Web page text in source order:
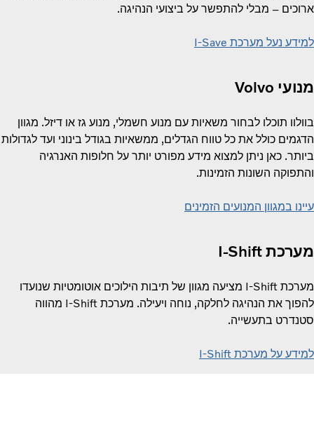
ארוכים – מבלי להתפשר על ביצועי הנהיגה.
למידע נעל מערכת I-Save
מנועי Volvo
בוולוו תוכלו לבחור משאיות עם מנוע חשמלי, מנוע גז או דיזל. מגוון
הדגמים כולל את כל טווח הגדלים, ממשאיות בגודל בינוני ועד לגדולות
ביותר. כאן ניתן למצוא מידע מפורט יותר על חלופות האנרגיה
והתפוקה השונות הזמינות.
עיינו במגוון המנועים הזמינים
מערכת I-Shift
מערכת I-Shift מציעה מגוון של תיבות הילוכים אוטומטיות שנועדו
להפוך את הנהיגה לחלקה, נוחה ויעילה. מערכת I-Shift מהווה
סטנדרט בתעשייה.
למידע על מערכת I-Shift